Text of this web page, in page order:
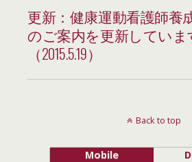
更新：健康運動看護師養
のご案内を更新していま
（2015.5.19）
Back to top
Mobile